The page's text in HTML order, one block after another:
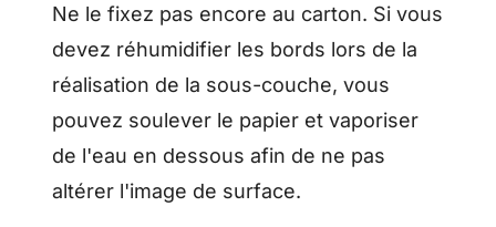
Ne le fixez pas encore au carton. Si vous
devez réhumidifier les bords lors de la
réalisation de la sous-couche, vous
pouvez soulever le papier et vaporiser
de l'eau en dessous afin de ne pas
altérer l'image de surface.